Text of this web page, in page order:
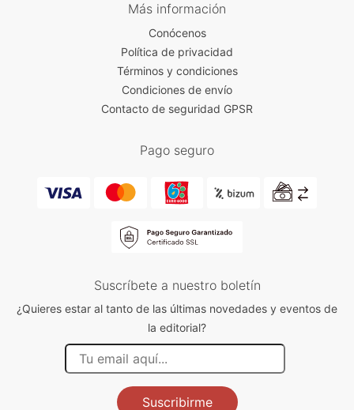
Más información
Conócenos
Política de privacidad
Términos y condiciones
Condiciones de envío
Contacto de seguridad GPSR
Pago seguro
Suscríbete a nuestro boletín
¿Quieres estar al tanto de las últimas novedades y eventos de
la editorial?
Suscribirme